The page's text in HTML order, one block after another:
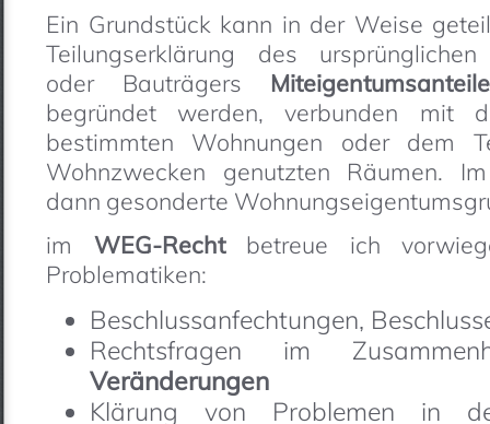
Ein Grundstück kann in der Weise
Teilungserklärung des ursprünglichen
oder Bauträgers Miteigentumsanteile
begründet werden, verbunden mit
bestimmten Wohnungen oder dem
Wohnzwecken genutzten Räumen.
dann gesonderte
im WEG-Rechtbetreue ich
Problematiken:
Beschlussanfechtungen,
Rechtsfragen im
Veränderungen
Klärung von Problemen in